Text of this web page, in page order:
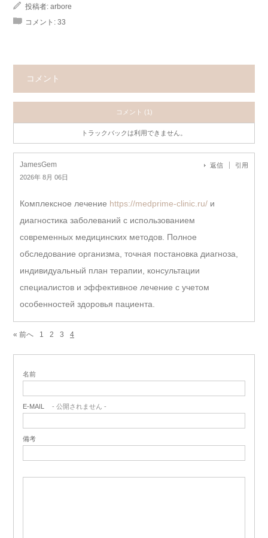
投稿者: arbore
コメント: 33
コメント
コメント (1)
トラックバックは利用できません。
JamesGem
2026年 8月 06日
返信 引用
Комплексное лечение https://medprime-clinic.ru/ и
диагностика заболеваний с использованием
современных медицинских методов. Полное
обследование организма, точная постановка диагноза,
индивидуальный план терапии, консультации
специалистов и эффективное лечение с учетом
особенностей здоровья пациента.
« 前へ 1 2 3 4
名前
E-MAIL - 公開されません -
備考